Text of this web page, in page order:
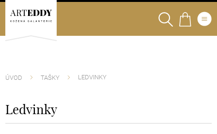
ÚVOD TAŠKY LEDVINKY
Ledvinky